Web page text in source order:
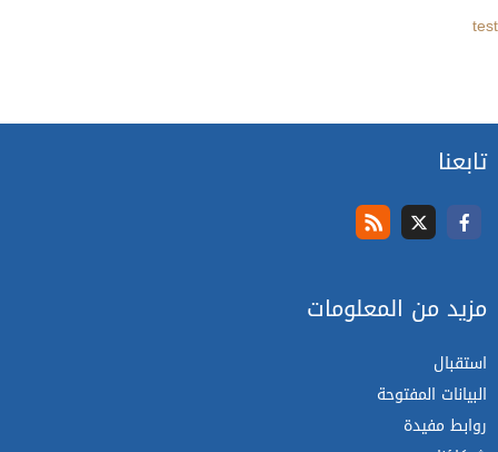
test
تابعنا
مزيد من المعلومات
استقبال
البيانات المفتوحة
روابط مفيدة